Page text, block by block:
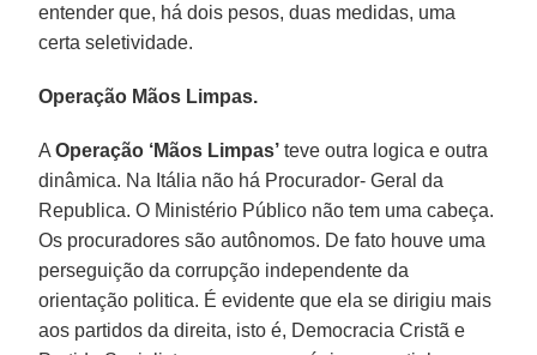
entender que, há dois pesos, duas medidas, uma
certa seletividade.
Operação Mãos Limpas.
AOperação ‘Mãos Limpas’ teve outra logica e outra
dinâmica. Na Itália não há Procurador- Geral da
Republica. O Ministério Público não tem uma cabeça.
Os procuradores são autônomos. De fato houve uma
perseguição da corrupção independente da
orientação politica. É evidente que ela se dirigiu mais
aos partidos da direita, isto é, Democracia Cristã e